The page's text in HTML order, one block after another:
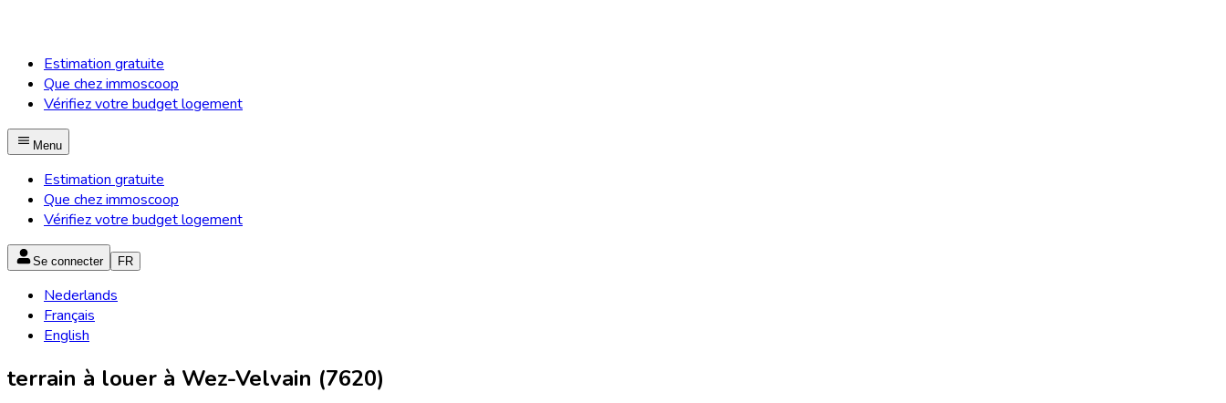
Estimation gratuite
Que chez immoscoop
Vérifiez votre budget logement
Menu
Estimation gratuite
Que chez immoscoop
Vérifiez votre budget logement
Se connecter FR
Nederlands
Français
English
terrain à louer à Wez-Velvain (7620)